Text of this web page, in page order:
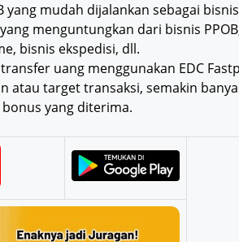
yang mudah dijalankan sebagai
menguntungkan dari bisnis
bisnis ekspedisi, dll.
uang menggunakan EDC
atau target transaksi, semakin
yang diterima.